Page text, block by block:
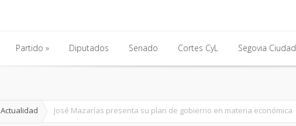
Partido Diputados Senado Cortes CyL Segovia Ciudad
Actualidad José Mazarías presenta su plan de gobierno en materia económica